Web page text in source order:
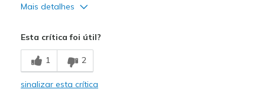
Mais detalhes
Sizing
Feels full size too small
Esta crítica foi útil?
1 2
sinalizar esta crítica